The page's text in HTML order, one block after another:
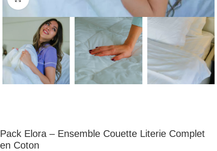
Pack Elora – Ensemble Couette Literie Complet
en Coton